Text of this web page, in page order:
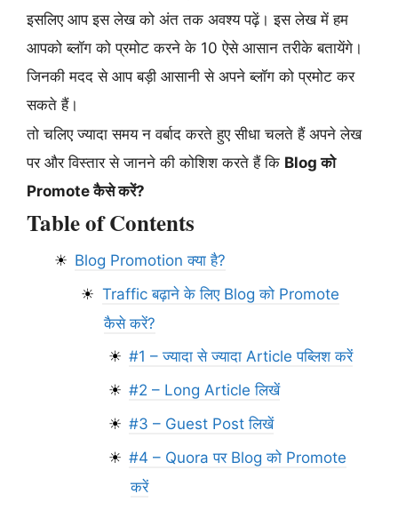
इसलिए आप इस लेख को अंत तक अवश्य पढ़ें। इस लेख में हम
आपको ब्लॉग को प्रमोट करने के 10 ऐसे आसान तरीके बतायेंगे।
जिनकी मदद से आप बड़ी आसानी से अपने ब्लॉग को प्रमोट कर
सकते हैं।
तो चलिए ज्यादा समय न वर्बाद करते हुए सीधा चलते हैं अपने लेख
पर और विस्तार से जानने की कोशिश करते हैं कि Blog को
Promote कैसे करें?
Table of Contents
Blog Promotion क्या है?
Traffic बढ़ाने के लिए Blog को Promote
कैसे करें?
#1 – ज्यादा से ज्यादा Article पब्लिश करें
#2 – Long Article लिखें
#3 – Guest Post लिखें
#4 – Quora पर Blog को Promote
करें